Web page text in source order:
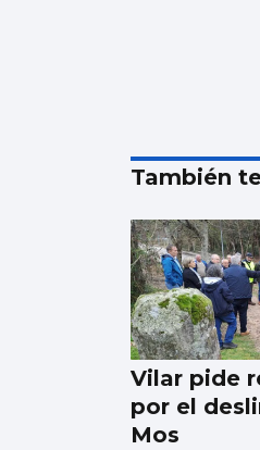
También
Vilar pide
por el
Mos